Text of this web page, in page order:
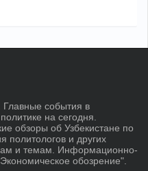
Главные события в
на сегодня.
обзоры об Узбекистане по
и других
и темам. Информационно-
обозрение".